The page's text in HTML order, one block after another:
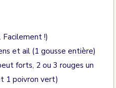
!)
et ail (1 gousse entière)
forts, 2 ou 3 rouges un
1 poivron vert)